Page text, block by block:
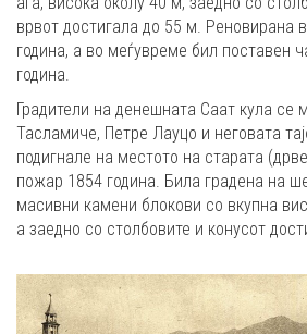
врвот достигала до 55 м. Реновирана
година, а во меѓувреме бил поставен
година.
Градители на денешната Саат кула се
Тасламиче, Петре Лауцо и неговата
подигнале на местото на старата
пожар 1854 година. Била градена на
масивни камени блокови со вкупна
а заедно со столбовите и конусот